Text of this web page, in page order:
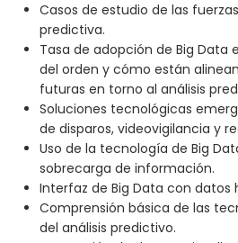
Casos de estudio de las
predictiva.
Tasa de adopción de Big Data
del orden y cómo están
futuras en torno al análisis
Soluciones tecnológicas
de disparos, videovigilancia y
Uso de la tecnología de Big
sobrecarga de información.
Interfaz de Big Data con datos
Comprensión básica de las
del análisis predictivo.